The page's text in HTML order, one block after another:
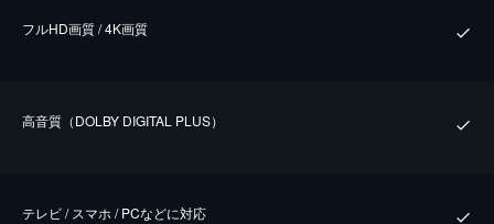
フルHD画質 / 4K画質
⾼⾳質（DOLBY DIGITAL PLUS）
テレビ / スマホ / PCなどに対応